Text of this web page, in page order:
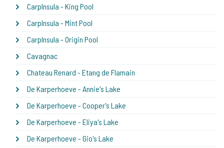
CarpInsula - King Pool
CarpInsula - Mint Pool
CarpInsula - Origin Pool
Cavagnac
Chateau Renard - Etang de Flamain
De Karperhoeve - Annie's Lake
De Karperhoeve - Cooper's Lake
De Karperhoeve - Eliya's Lake
De Karperhoeve - Gio's Lake